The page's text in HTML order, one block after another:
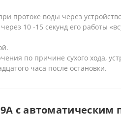
протоке воды через
10 -15 секунд его работы
по причине сухого хода,
часа после остановки.
c автоматическим